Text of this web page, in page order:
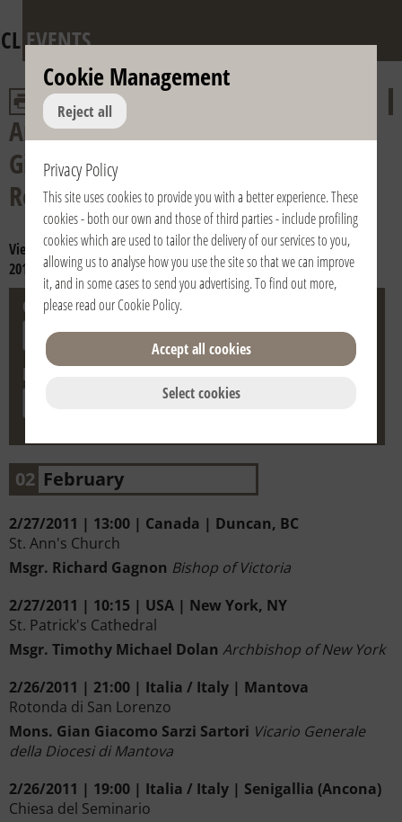
CLEVENTS
Anniversary of the death of Fr.
Giussani and of the Pontifical
Recognition of the Fraternity
View year: 2024 2023 2022 2021 2020 2019 2018 2017 2016
2015
2014 2013 2012 2011 2010 2009 2008 2007 2006
City
Date
02 February
2/27/2011 | 13:00 | Canada | Duncan, BC
St. Ann's Church
Msgr. Richard Gagnon Bishop of Victoria
2/27/2011 | 10:15 | USA | New York, NY
St. Patrick's Cathedral
Msgr. Timothy Michael Dolan Archbishop of New York
2/26/2011 | 21:00 | Italia / Italy | Mantova
Rotonda di San Lorenzo
Mons. Gian Giacomo Sarzi Sartori Vicario Generale
della Diocesi di Mantova
2/26/2011 | 19:00 | Italia / Italy | Senigallia (Ancona)
Chiesa del Seminario
Cookie Management
Reject all
Privacy Policy
This site uses cookies to provide you with a better experience. These
cookies - both our own and those of third parties - include profiling
cookies which are used to tailor the delivery of our services to you,
allowing us to analyse how you use the site so that we can improve
it, and in some cases to send you advertising. To find out more,
please read ourCookie Policy.
Select cookies
Accept all cookies